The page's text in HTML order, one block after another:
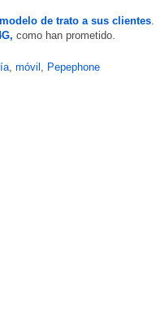
de trato a sus clientes.
como han prometido.
móvil Pepephone